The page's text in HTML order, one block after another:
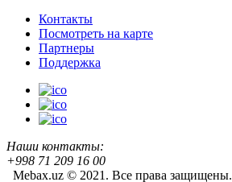
Контакты
Посмотреть на карте
Партнеры
Поддержка
Наши контакты:
+998 71 209 16 00
Mebax.uz © 2021. Все права защищены.